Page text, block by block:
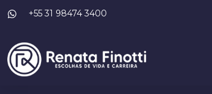
+55 31 98474 3400